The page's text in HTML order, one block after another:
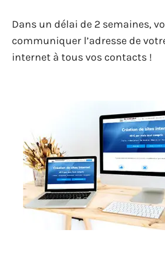
Dans un délai de 2 semaines,
communiquer l’adresse de
internet à tous vos contacts !